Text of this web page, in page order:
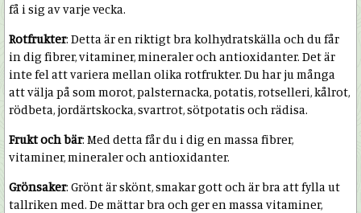
få i sig av varje vecka.
Rotfrukter: Detta är en riktigt bra kolhydratskälla och du får
in dig fibrer, vitaminer, mineraler och antioxidanter. Det är
inte fel att variera mellan olika rotfrukter. Du har ju många
att välja på som morot, palsternacka, potatis, rotselleri, kålrot,
rödbeta, jordärtskocka, svartrot, sötpotatis och rädisa.
Frukt och bär: Med detta får du i dig en massa fibrer,
vitaminer, mineraler och antioxidanter.
Grönsaker: Grönt är skönt, smakar gott och är bra att fylla ut
tallriken med. De mättar bra och ger en massa vitaminer,